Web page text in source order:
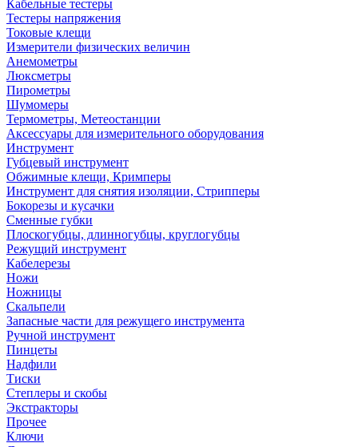
Кабельные тестеры
Тестеры напряжения
Токовые клещи
Измерители физических величин
Анемометры
Люксметры
Пирометры
Шумомеры
Термометры, Метеостанции
Аксессуары для измерительного оборудования
Инструмент
Губцевый инструмент
Обжимные клещи, Кримперы
Инструмент для снятия изоляции, Стрипперы
Бокорезы и кусачки
Сменные губки
Плоскогубцы, длинногубцы, круглогубцы
Режущий инструмент
Кабелерезы
Ножи
Ножницы
Скальпели
Запасные части для режущего инструмента
Ручной инструмент
Пинцеты
Надфили
Тиски
Степлеры и скобы
Экстракторы
Прочее
Ключи